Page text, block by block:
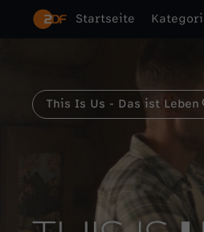
Startseite
This Is Us - Das ist Leben